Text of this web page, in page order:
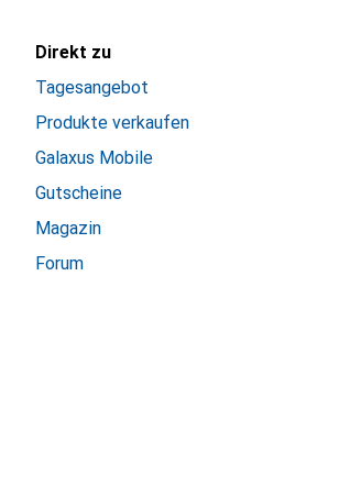
Direkt zu
Tagesangebot
Produkte verkaufen
Galaxus Mobile
Gutscheine
Magazin
Forum